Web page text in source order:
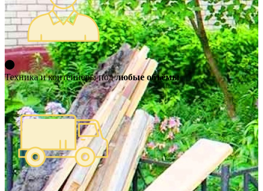
Техника и контейнеры подлюбые объёмы